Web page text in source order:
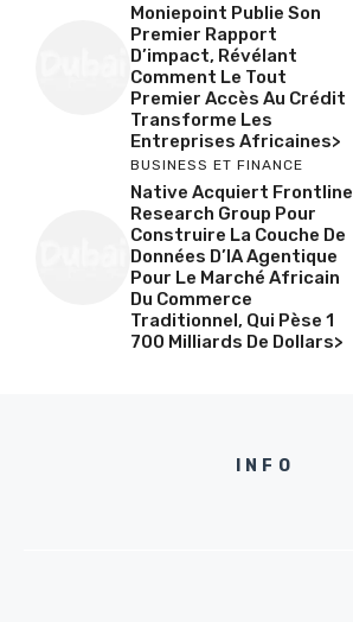
Moniepoint Publie Son
Premier Rapport
D’impact, Révélant
Comment Le Tout
Premier Accès Au Crédit
Transforme Les
Entreprises Africaines>
BUSINESS ET FINANCE
Native Acquiert Frontline
Research Group Pour
Construire La Couche De
Données D’IA Agentique
Pour Le Marché Africain
Du Commerce
Traditionnel, Qui Pèse 1
700 Milliards De Dollars>
INFO